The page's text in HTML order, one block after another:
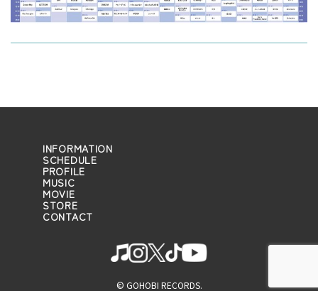
INFORMATION
SCHEDULE
PROFILE
MUSIC
MOVIE
STORE
CONTACT
© GOHOBI RECORDS.